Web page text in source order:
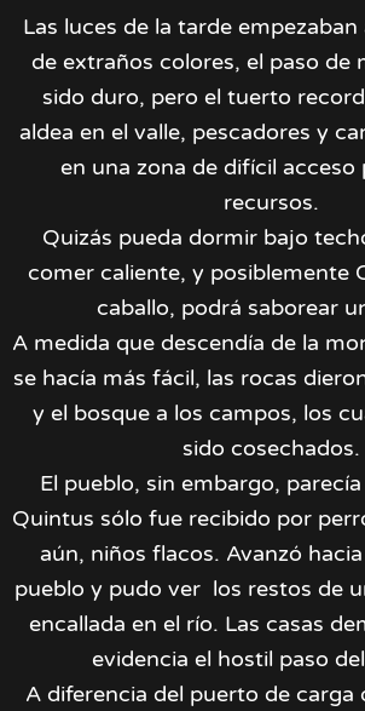
Las luces de la tarde
de extraños colores, el paso de
sido duro, pero el tuerto
aldea en el valle, pescadores y
en una zona de difícil acceso
recursos.
Quizás pueda dormir bajo
comer caliente, y posiblemente
caballo, podrá saborear
A medida que descendía de la
se hacía más fácil, las rocas
y el bosque a los campos, los
sido cosechados.
El pueblo, sin embargo,
Quintus sólo fue recibido por
aún, niños flacos. Avanzó
pueblo y pudo ver los restos de
encallada en el río. Las casas
evidencia el hostil paso
A diferencia del puerto de carga